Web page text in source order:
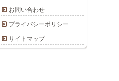
お問い合わせ
プライバシーポリシー
サイトマップ